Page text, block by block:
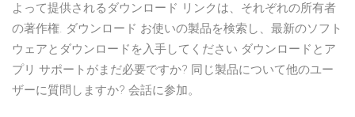
よって提供されるダウンロード リンクは、それぞれの所有者
の著作権. ダウンロード お使いの製品を検索し、最新のソフト
ウェアとダウンロードを入手してください ダウンロードとア
プリ サポートがまだ必要ですか? 同じ製品について他のユー
ザーに質問しますか? 会話に参加。